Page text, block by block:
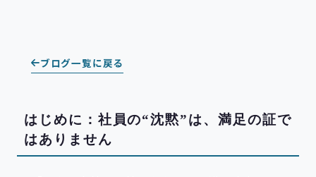
ブログ一覧に戻る
はじめに：社員の“沈黙”は、満足の証で
はありません